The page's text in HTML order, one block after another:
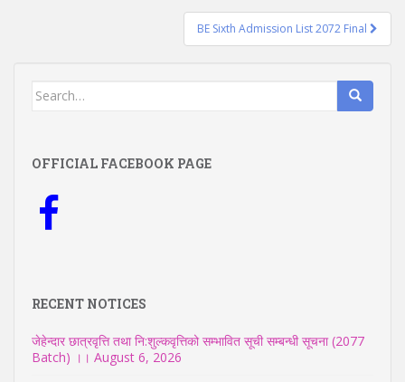
BE Sixth Admission List 2072 Final
Search
OFFICIAL FACEBOOK PAGE
RECENT NOTICES
जेहेन्दार छात्रवृत्ति तथा नि:शुल्कवृत्तिको सम्भावित सूची सम्बन्धी सूचना (2077
Batch) ।। August 6, 2026